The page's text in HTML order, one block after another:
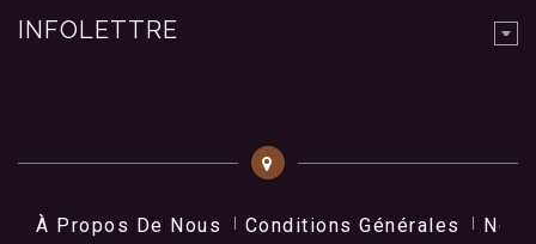
INFOLETTRE
À Propos De Nous Conditions Générales Nos